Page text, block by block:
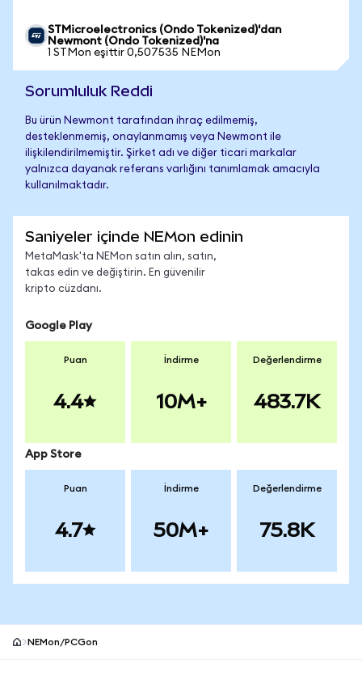
STMicroelectronics (Ondo Tokenized)'dan
Newmont (Ondo Tokenized)'na
1 STMon eşittir 0,507535 NEMon
Sorumluluk Reddi
Bu ürün Newmont tarafından ihraç edilmemiş,
desteklenmemiş, onaylanmamış veya Newmont ile
ilişkilendirilmemiştir. Şirket adı ve diğer ticari markalar
yalnızca dayanak referans varlığını tanımlamak amacıyla
kullanılmaktadır.
Saniyeler içinde NEMon edinin
MetaMask'ta NEMon satın alın, satın,
takas edin ve değiştirin. En güvenilir
kripto cüzdanı.
Google Play
Puan
4.4
İndirme
10M+
Değerlendirme
483.7K
App Store
Puan
4.7
İndirme
50M+
Değerlendirme
75.8K
NEMon/PCGon